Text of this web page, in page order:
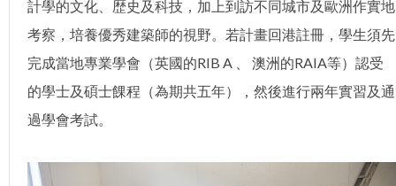
計學的文化、歴史及科技，加上到訪不同城市及歐洲作實地
考察，培養優秀建築師的視野。若計畫回港註冊，學生須先
完成當地專業學會（英國的RIB A 、 澳洲的RAIA等）認受
的學士及碩士餜程（為期共五年），然後進行兩年實習及通
過學會考試。